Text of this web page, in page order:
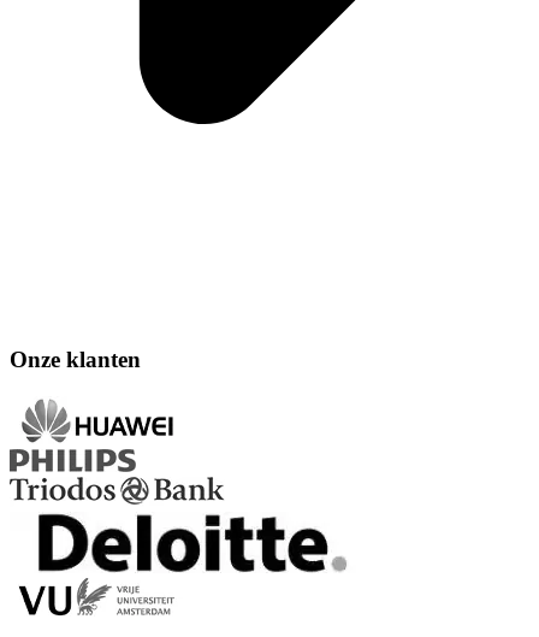
Onze klanten